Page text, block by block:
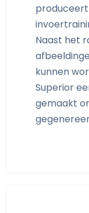
produceert
Naast het
kunnen
Superior
gemaakt